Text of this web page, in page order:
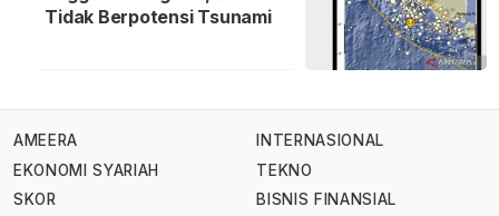
Tidak Berpotensi Tsunami
AMEERA
EKONOMI SYARIAH
SKOR
INTERNASIONAL
TEKNO
BISNIS FINANSIAL